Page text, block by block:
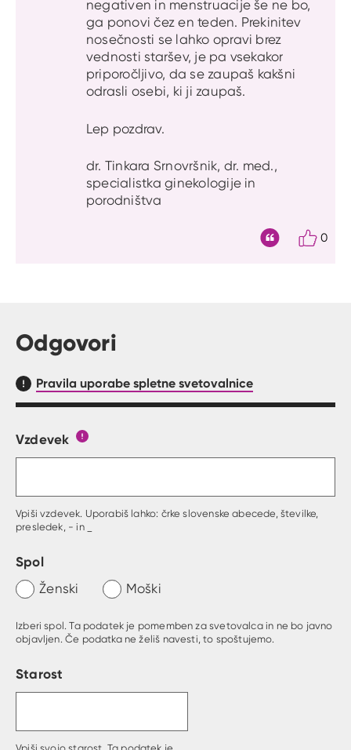
negativen in menstruacije še ne bo,
ga ponovi čez en teden. Prekinitev
nosečnosti se lahko opravi brez
vednosti staršev, je pa vsekakor
priporočljivo, da se zaupaš kakšni
odrasli osebi, ki ji zaupaš.
Lep pozdrav.
dr. Tinkara Srnovršnik, dr. med.,
specialistka ginekologije in
porodništva
0
Odgovori
Pravila uporabe spletne svetovalnice
Obrazec, kjer lahko zastaviš vprašanje
Vzdevek
Vpiši vzdevek. Uporabiš lahko: črke slovenske abecede, številke,
presledek, - in _
Spol
Ženski Moški
Izberi spol. Ta podatek je pomemben za svetovalca in ne bo javno
objavljen. Če podatka ne želiš navesti, to spoštujemo.
Starost